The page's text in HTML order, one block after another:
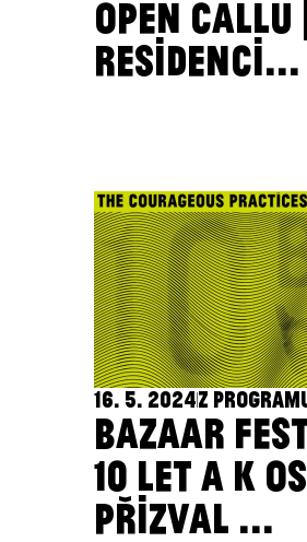
OPEN CALLU
RESIDENCI...
16. 5. 2024Z
BAZAAR
10 LET A K
PŘIZVAL ...